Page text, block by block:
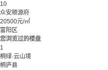
10
众安顺源府
20500元/㎡
富阳区
您浏览过的楼盘
1
桐绿·云山境
桐庐县